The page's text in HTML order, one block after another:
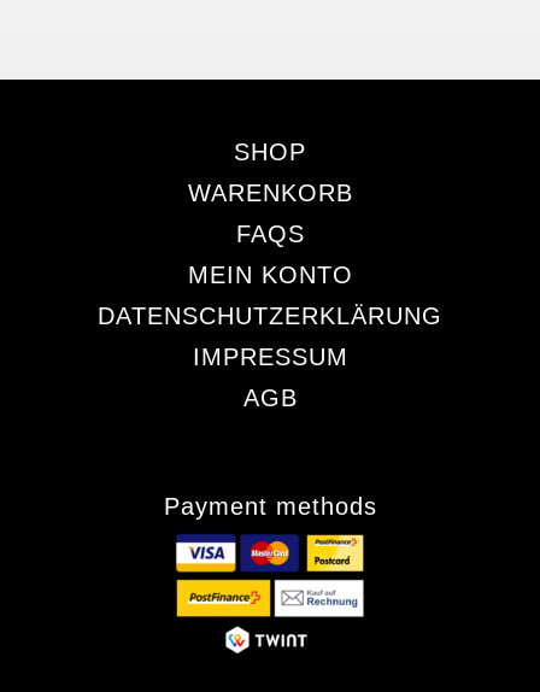
SHOP
WARENKORB
FAQS
MEIN KONTO
DATENSCHUTZERKLÄRUNG
IMPRESSUM
AGB
Payment methods